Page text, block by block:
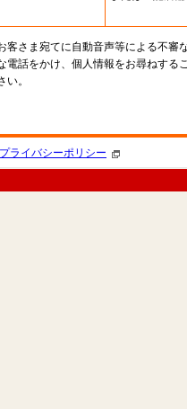
客さま宛てに自動音声等による不審
電話をかけ、個人情報をお尋ねする
い。
ライバシーポリシー